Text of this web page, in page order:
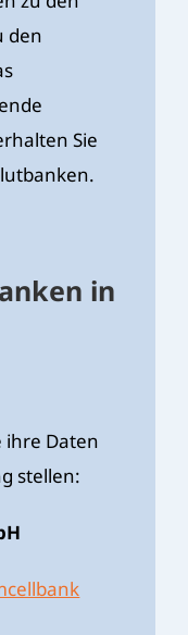
den
Sie
in
ihre Daten
stellen: